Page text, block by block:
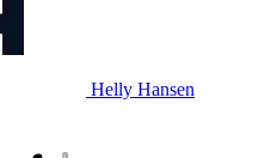
Helly Hansen